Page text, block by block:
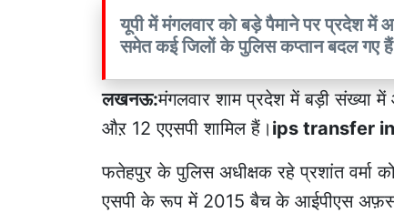
यूपी में मंगलवार को बड़े पैमाने पर प्रदेश
समेत कई जिलों के पुलिस कप्तान बदल गए
लखनऊ:मंगलवार शाम प्रदेश में बड़ी संख्या
औऱ 12 एएसपी शामिल हैं। ips transfer
फतेहपुर के पुलिस अधीक्षक रहे प्रशांत वर्मा
एसपी के रूप में 2015 बैच के आईपीएस अफ़सर